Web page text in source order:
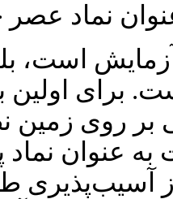
نماد عصر
است،
اولین
بر روی زمین
عنوان
آسیب‌پذیری